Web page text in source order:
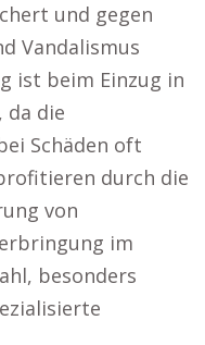
und gegen
Vandalismus
ist beim Einzug in
da die
Schäden oft
durch die
von
im
besonders